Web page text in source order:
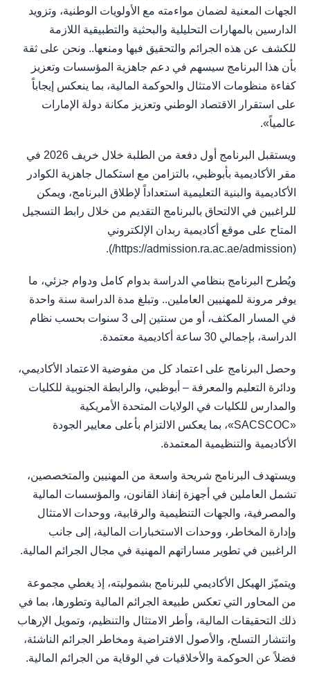
الجهات المعنية لضمان مواءمته مع الأولويات الوطنية، وتزويد
الدارسين بالمهارات التحليلية والبحثية والتطبيقية اللازمة
للكشف عن هذه الجرائم والتحقيق فيها ومنعها.. ونحن على ثقة
بأن هذا البرنامج سيسهم في دعم جاهزية المؤسسات وتعزيز
كفاءة منظومات الامتثال والحوكمة المالية، بما ينعكس إيجاباً
على استقرار الاقتصاد الوطني وتعزيز مكانة دولة الإمارات
عالمياً».
ويستقبل البرنامج أول دفعة من الطلبة خلال خريف 2026 في
مقر الأكاديمية بأبوظبي، بالتزامن مع استكمال جاهزية الكوادر
الأكاديمية والبنية التعليمية استعداداً لإطلاق البرنامج، ويمكن
للراغبين في الالتحاق بالبرنامج التقديم من خلال رابط التسجيل
المتاح على موقع أكاديمية ربدان الإلكتروني
(https://admission.ra.ac.ae/admission/).
ويُطرح البرنامج بنظامي الدراسة بدوام كامل ودوام جزئي، ما
يوفر مرونة للمهنيين العاملين.. وتبلغ مدة الدراسة سنة واحدة
في المسار المكثف، أو من سنتين إلى 3 سنوات بحسب نظام
الدراسة، بإجمالي 30 ساعة أكاديمية معتمدة.
وحصل البرنامج على اعتماد كل من مفوضية الاعتماد الأكاديمي،
ودائرة التعليم والمعرفة – أبوظبي، والرابطة الجنوبية للكليات
والمدارس للكليات في الولايات المتحدة الأمريكية
«SACSCOC»، بما يعكس الالتزام بأعلى معايير الجودة
الأكاديمية والتنظيمية المعتمدة.
ويستهدف البرنامج شريحة واسعة من المهنيين والمتخصصين،
تشمل العاملين في أجهزة إنفاذ القانون، والمؤسسات المالية
والمصرفية، والجهات التنظيمية والرقابية، ووحدات الامتثال
وإدارة المخاطر، ووحدات الاستخبارات المالية، إلى جانب
الراغبين في تطوير مساراتهم المهنية في مجال الجرائم المالية.
ويتميّز الهيكل الأكاديمي للبرنامج بشموليته، إذ يغطي مجموعة
من المحاور التي تعكس طبيعة الجرائم المالية وتطورها، بما في
ذلك التحقيقات المالية، وأطر الامتثال والتنظيم، وتمويل الإرهاب
وانتشار التسلح، والأصول الافتراضية ومخاطر الجرائم الناشئة،
فضلاً عن الحوكمة والأخلاقيات في الوقاية من الجرائم المالية.